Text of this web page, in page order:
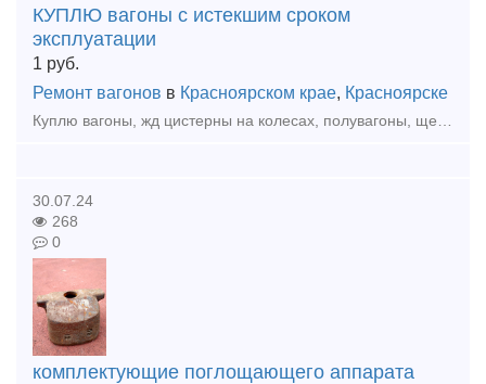
КУПЛЮ вагоны с истекшим сроком
эксплуатации
1 руб.
Ремонт вагонов в Красноярском крае, Красноярске
Куплю вагоны, жд цистерны на колесах, полувагоны, щеповозы, думпкары, платформы с истекшим сроком эксплуатации по хорошей цене. По всей территории России. Анна тел. 8 933 329 45 40 Красноярск
30.07.24
268
0
комплектующие поглощающего аппарата